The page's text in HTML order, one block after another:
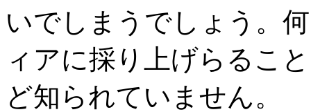
いでしまうでしょう。
ィアに採り上げらるこ
ど知られていません。